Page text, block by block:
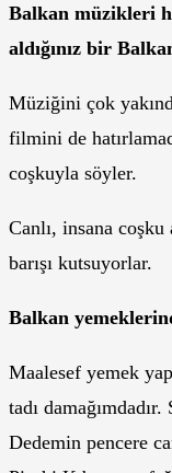
Balkan müzikleri
aldığınız bir
Müziğini çok
filmini de
coşkuyla söyler.
Canlı, insana coşku
barışı kutsuyorlar.
Balkan
Maalesef yemek
tadı
Dedemin pencere